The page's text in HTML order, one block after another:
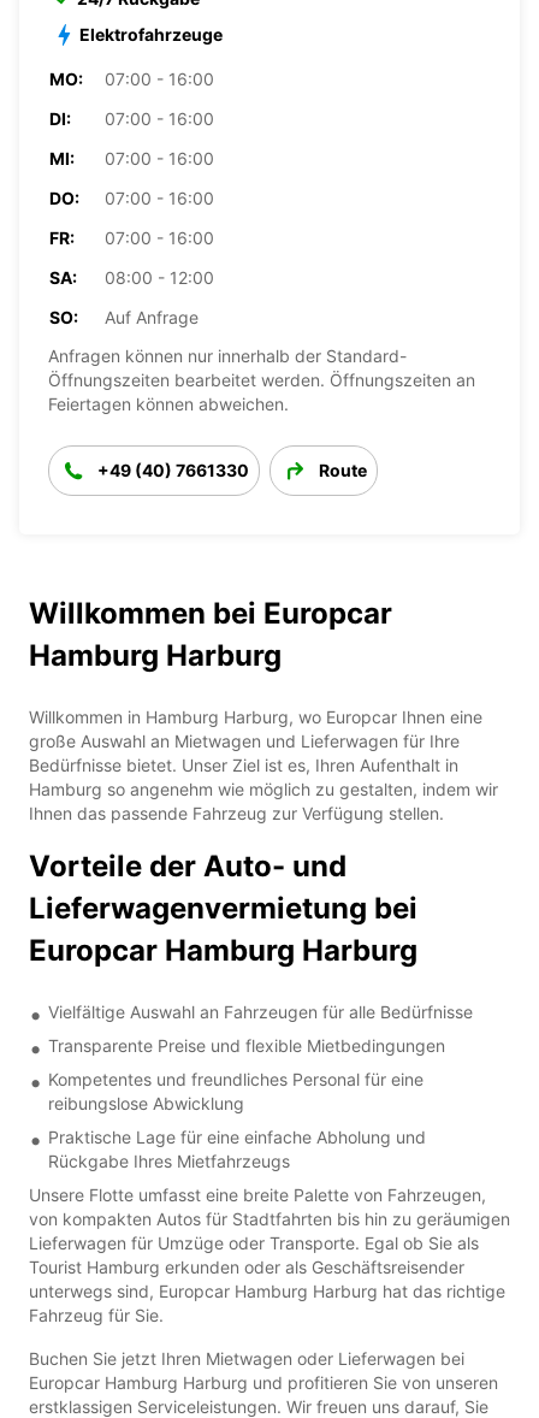
Elektrofahrzeuge
MO:
07:00 - 16:00
DI:
07:00 - 16:00
MI:
07:00 - 16:00
DO:
07:00 - 16:00
FR:
07:00 - 16:00
SA:
08:00 - 12:00
SO:
Auf Anfrage
Anfragen können nur innerhalb der Standard-
Öffnungszeiten bearbeitet werden. Öffnungszeiten an
Feiertagen können abweichen.
+49 (40) 7661330 Route
Willkommen bei Europcar
Hamburg Harburg
Willkommen in Hamburg Harburg, wo Europcar Ihnen eine
große Auswahl an Mietwagen und Lieferwagen für Ihre
Bedürfnisse bietet. Unser Ziel ist es, Ihren Aufenthalt in
Hamburg so angenehm wie möglich zu gestalten, indem wir
Ihnen das passende Fahrzeug zur Verfügung stellen.
Vorteile der Auto- und
Lieferwagenvermietung bei
Europcar Hamburg Harburg
Vielfältige Auswahl an Fahrzeugen für alle Bedürfnisse
Transparente Preise und flexible Mietbedingungen
Kompetentes und freundliches Personal für eine
reibungslose Abwicklung
Praktische Lage für eine einfache Abholung und
Rückgabe Ihres Mietfahrzeugs
Unsere Flotte umfasst eine breite Palette von Fahrzeugen,
von kompakten Autos für Stadtfahrten bis hin zu geräumigen
Lieferwagen für Umzüge oder Transporte. Egal ob Sie als
Tourist Hamburg erkunden oder als Geschäftsreisender
unterwegs sind, Europcar Hamburg Harburg hat das richtige
Fahrzeug für Sie.
Buchen Sie jetzt Ihren Mietwagen oder Lieferwagen bei
Europcar Hamburg Harburg und profitieren Sie von unseren
erstklassigen Serviceleistungen. Wir freuen uns darauf, Sie